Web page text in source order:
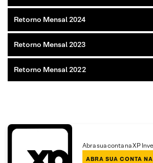
Retorno Mensal 2024
Retorno Mensal 2023
Retorno Mensal 2022
Abra sua conta na XP
ABRA SUA CONTA